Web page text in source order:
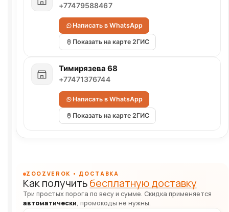
+77479588467
Написать в WhatsApp
Показать на карте 2ГИС
Тимирязева 68
+77471376744
Написать в WhatsApp
Показать на карте 2ГИС
ZOOZVEROK • ДОСТАВКА
Как получитьбесплатную доставку
Три простых порога по весу и сумме. Скидка применяется
автоматически, промокоды не нужны.